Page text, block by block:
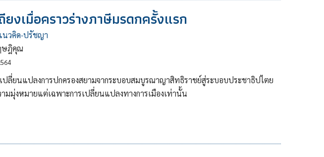
ยงเมื่อคราวร่างภาษีมรดกครั้งแรก
นวคิด-ปรัชญา
ษฎิคุณ
ปลี่ยนแปลงการปกครองสยามจากระบอบสมบูรณาญาสิทธิราชย์สู่ระบอบประชาธิปไตย
มมุ่งหมายแต่เฉพาะการเปลี่ยนแปลงทางการเมืองเท่านั้น